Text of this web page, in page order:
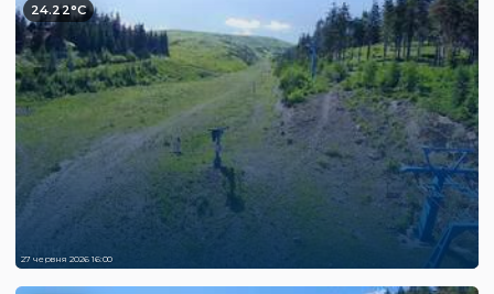
24.22°C
27 червня 2026 16:00